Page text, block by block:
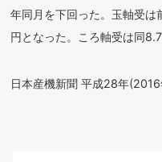
年同月を下回った。玉軸受
円となった。ころ軸受は同
日本産機新聞 平成28年